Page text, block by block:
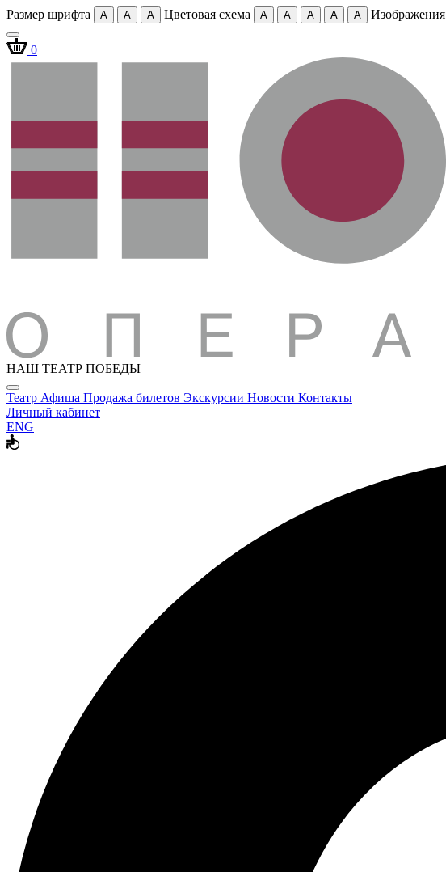
Размер шрифта A A A Цветовая схема A A A A A Изображения
0
НАШ ТЕАТР ПОБЕДЫ
Театр Афиша Продажа билетов Экскурсии Новости Контакты
Личный кабинет
ENG